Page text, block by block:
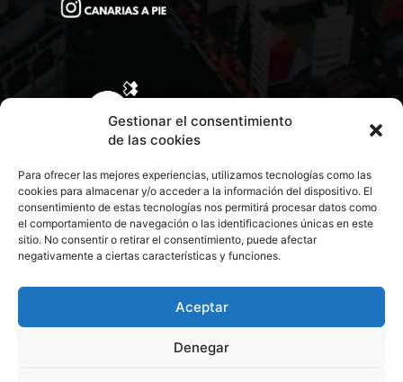
Gestionar el consentimiento
de las cookies
Para ofrecer las mejores experiencias, utilizamos tecnologías como las
cookies para almacenar y/o acceder a la información del dispositivo. El
consentimiento de estas tecnologías nos permitirá procesar datos como
el comportamiento de navegación o las identificaciones únicas en este
sitio. No consentir o retirar el consentimiento, puede afectar
negativamente a ciertas características y funciones.
Aceptar
Denegar
CONTACTA CON NOSOTROS